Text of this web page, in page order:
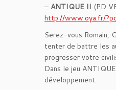
– ANTIQUE II (PD
http://www.oya.fr/
Serez-vous Romain,
tenter de battre les
progresser votre
Dans le jeu
développement.